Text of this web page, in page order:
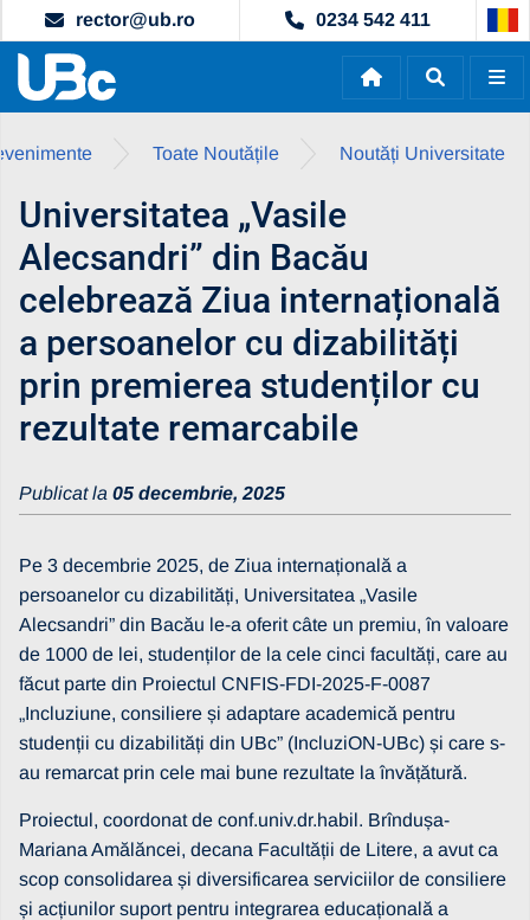
rector@ub.ro 0234 542 411
Toate Noutățile Noutăți Universitate
Universitatea „Vasile
Alecsandri” din Bacău
celebrează Ziua internațională
a persoanelor cu dizabilități
prin premierea studenților cu
rezultate remarcabile
Publicat la 05 decembrie, 2025
Pe 3 decembrie 2025, de Ziua internațională a
persoanelor cu dizabilități, Universitatea „Vasile
Alecsandri” din Bacău le-a oferit câte un premiu, în valoare
de 1000 de lei, studenților de la cele cinci facultăți, care au
făcut parte din Proiectul CNFIS-FDI-2025-F-0087
„Incluziune, consiliere și adaptare academică pentru
studenții cu dizabilități din UBc” (IncluziON-UBc) și care s-
au remarcat prin cele mai bune rezultate la învățătură.
Proiectul, coordonat de conf.univ.dr.habil. Brîndușa-
Mariana Amălăncei, decana Facultății de Litere, a avut ca
scop consolidarea și diversificarea serviciilor de consiliere
și acțiunilor suport pentru integrarea educațională a